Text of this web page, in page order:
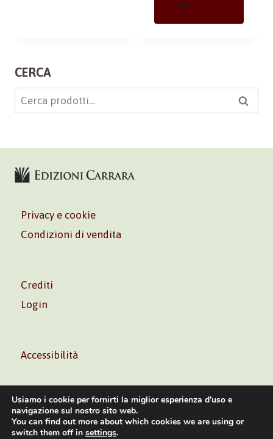
CERCA
Cerca: Cerca
Privacy e cookie
Condizioni di vendita
Crediti
Login
Accessibilità
Volontè & Co. Srl – P.I. 06181480960 –info@volonte-
Usiamo i cookie per fornirti la miglior esperienza d'uso e
navigazione sul nostro sito web.
You can find out more about which cookies we are using or
switch them off in settings.